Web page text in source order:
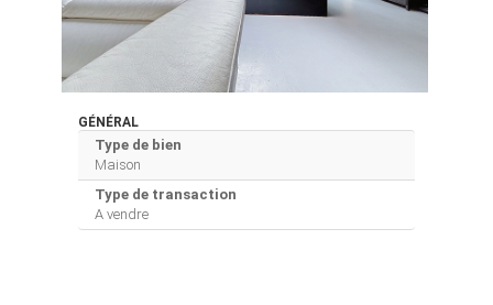
GÉNÉRAL
Type de bien
Maison
Type de transaction
A vendre